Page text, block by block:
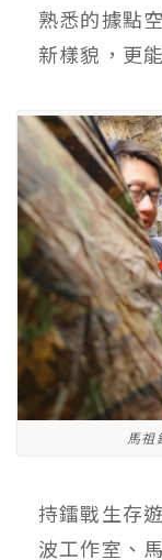
熟悉的據點
新樣貌，更
馬祖
持鐳戰生存
波工作室、